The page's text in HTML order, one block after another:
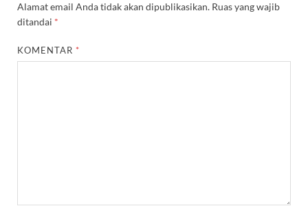
Alamat email Anda tidak akan dipublikasikan. Ruas yang wajib
ditandai *
KOMENTAR *